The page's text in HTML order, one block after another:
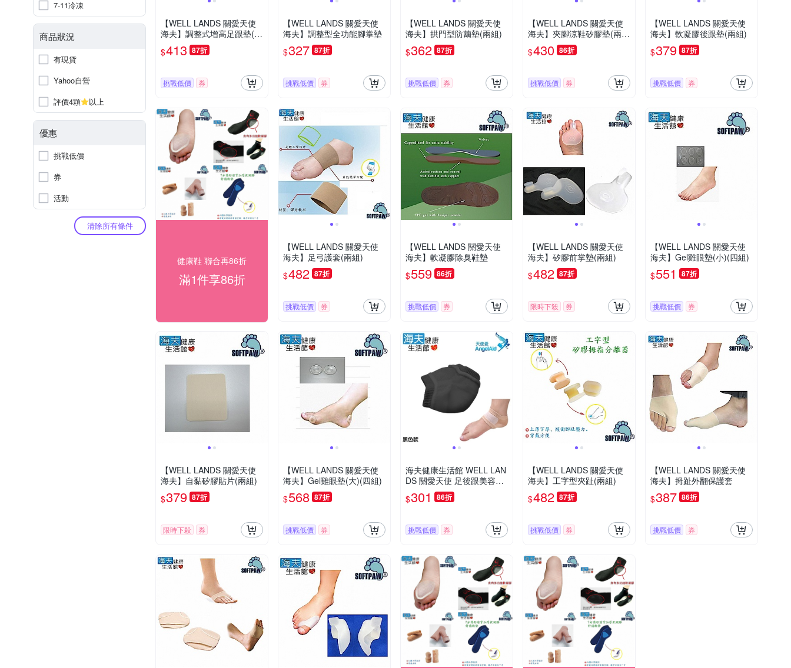
7-11冷凍
商品狀況
有現貨
Yahoo自營
評價4顆
以上
優惠
挑戰低價
券
活動
清除所有條件
【WELL LANDS 關愛天使
海夫】調整式增高足跟墊(兩
組)
$413 87折
挑戰低價 券
【WELL LANDS 關愛天使
海夫】調整型全功能腳掌墊
$327 87折
挑戰低價 券
【WELL LANDS 關愛天使
海夫】拱門型防繭墊(兩組)
$362 87折
挑戰低價 券
【WELL LANDS 關愛天使
海夫】夾腳涼鞋矽膠墊(兩
組)
$430 86折
挑戰低價 券
【WELL LANDS 關愛天使
海夫】軟凝膠後跟墊(兩組)
$379 87折
挑戰低價 券
健康鞋 聯合再86折
滿1件享86折
【WELL LANDS 關愛天使
海夫】足弓護套(兩組)
$482 87折
挑戰低價 券
【WELL LANDS 關愛天使
海夫】軟凝膠除臭鞋墊
$559 86折
挑戰低價 券
【WELL LANDS 關愛天使
海夫】矽膠前掌墊(兩組)
$482 87折
限時下殺 券
【WELL LANDS 關愛天使
海夫】Gel雞眼墊(小)(四組)
$551 87折
挑戰低價 券
【WELL LANDS 關愛天使
海夫】自黏矽膠貼片(兩組)
$379 87折
限時下殺 券
【WELL LANDS 關愛天使
海夫】Gel雞眼墊(大)(四組)
$568 87折
挑戰低價 券
海夫健康生活館 WELL LAN
DS 關愛天使 足後跟美容修
護凝膠保濕套 黑色款
$301 86折
挑戰低價 券
【WELL LANDS 關愛天使
海夫】工字型夾趾(兩組)
$482 87折
挑戰低價 券
【WELL LANDS 關愛天使
海夫】拇趾外翻保護套
$387 86折
挑戰低價 券